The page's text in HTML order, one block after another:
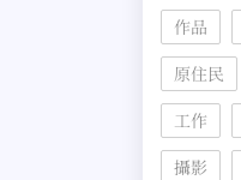
作品
原住民
工作
攝影